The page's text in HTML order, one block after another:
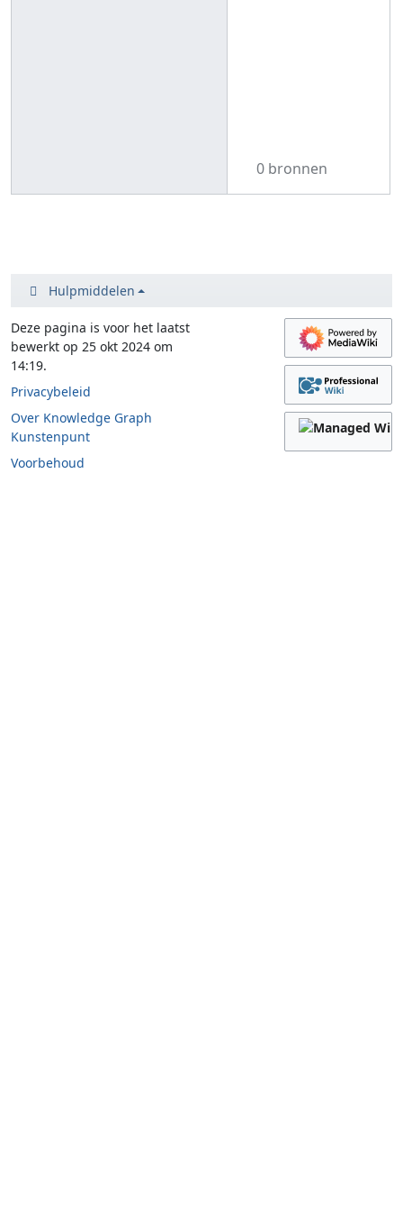
0 bronnen
Hulpmiddelen
Deze pagina is voor het laatst
bewerkt op 25 okt 2024 om
14:19.
Privacybeleid
Over Knowledge Graph
Kunstenpunt
Voorbehoud